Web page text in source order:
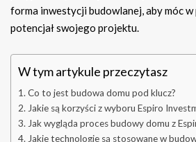
forma inwestycji budowlanej, aby móc
potencjał swojego projektu.
W tym artykule przeczytasz
Co to jest budowa domu pod klucz?
Jakie są korzyści z wyboru Espiro
Jak wygląda proces budowy domu z
Jakie technologie są stosowane w